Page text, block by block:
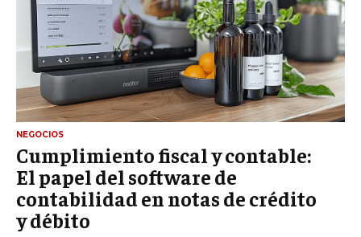
NEGOCIOS
Cumplimiento fiscal y contable:
El papel del software de
contabilidad en notas de crédito
y débito